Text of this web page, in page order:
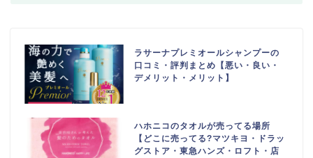
ラサーナプレミオールシャンプーの
口コミ・評判まとめ【悪い・良い・
デメリット・メリット】
ハホニコのタオルが売ってる場所
【どこに売ってる?マツキヨ・ドラッ
グストア・東急ハンズ・ロフト・店